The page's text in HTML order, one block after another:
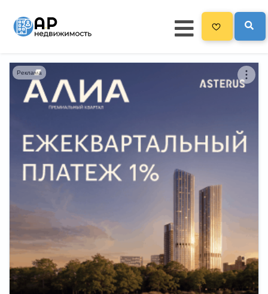
Главная
Все новостройки 3300
Блог
Черный список ЖК
Политика конфиденциальности
Реклама